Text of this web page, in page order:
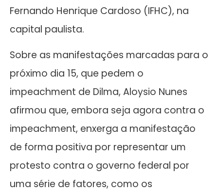
Fernando Henrique Cardoso (IFHC), na
capital paulista.
Sobre as manifestações marcadas para o
próximo dia 15, que pedem o
impeachment de Dilma, Aloysio Nunes
afirmou que, embora seja agora contra o
impeachment, enxerga a manifestação
de forma positiva por representar um
protesto contra o governo federal por
uma série de fatores, como os